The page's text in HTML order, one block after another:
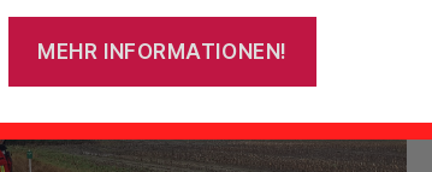
MEHR INFORMATIONEN!